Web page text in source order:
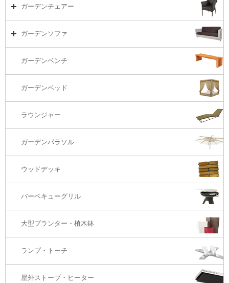
ラウンジ・ベッド
ガーデンテーブルTOP
コーヒーテーブル
カウンター・バーテーブル
ガーデンチェアー
ガーデンチェアーTOP
カウンター・バーチェアー
ガーデンソファ
ガーデンソファTOP
3Sソファ
オットマン・スツール
ガーデンベンチ
ガーデンベッド
ラウンジャー
ガーデンパラソル
ウッドデッキ
バーベキューグリル
大型プランター・植木鉢
ランプ・トーチ
屋外ストーブ・ヒーター